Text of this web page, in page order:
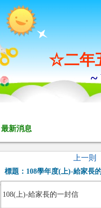
☆二年
~
最新消息
上一則
標題： 108學年度(上)-給家長
108(上)-給家長的一封信